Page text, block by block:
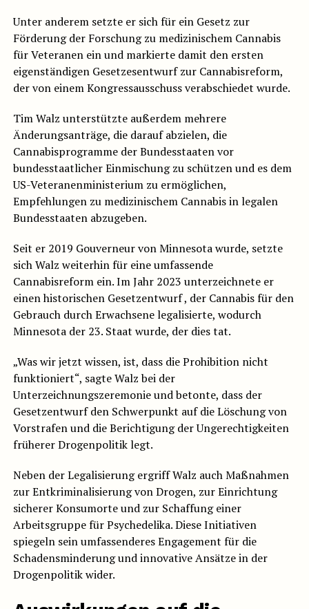
Unter anderem setzte er sich für ein Gesetz zur
Förderung der Forschung zu medizinischem Cannabis
für Veteranen ein und markierte damit den ersten
eigenständigen Gesetzesentwurf zur Cannabisreform,
der von einem Kongressausschuss verabschiedet wurde.
Tim Walz unterstützte außerdem mehrere
Änderungsanträge, die darauf abzielen, die
Cannabisprogramme der Bundesstaaten vor
bundesstaatlicher Einmischung zu schützen und es dem
US-Veteranenministerium zu ermöglichen,
Empfehlungen zu medizinischem Cannabis in legalen
Bundesstaaten abzugeben.
Seit er 2019 Gouverneur von Minnesota wurde, setzte
sich Walz weiterhin für eine umfassende
Cannabisreform ein. Im Jahr 2023 unterzeichnete er
einen historischen Gesetzentwurf , der Cannabis für den
Gebrauch durch Erwachsene legalisierte, wodurch
Minnesota der 23. Staat wurde, der dies tat.
„Was wir jetzt wissen, ist, dass die Prohibition nicht
funktioniert“, sagte Walz bei der
Unterzeichnungszeremonie und betonte, dass der
Gesetzentwurf den Schwerpunkt auf die Löschung von
Vorstrafen und die Berichtigung der Ungerechtigkeiten
früherer Drogenpolitik legt.
Neben der Legalisierung ergriff Walz auch Maßnahmen
zur Entkriminalisierung von Drogen, zur Einrichtung
sicherer Konsumorte und zur Schaffung einer
Arbeitsgruppe für Psychedelika. Diese Initiativen
spiegeln sein umfassenderes Engagement für die
Schadensminderung und innovative Ansätze in der
Drogenpolitik wider.